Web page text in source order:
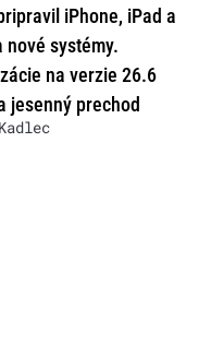
iPhone, iPad a
nové systémy.
na verzie 26.6
jesenný prechod